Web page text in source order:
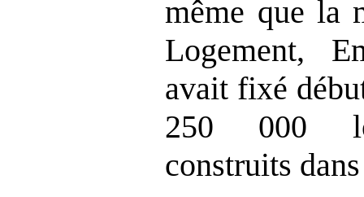
même que la
Logement,
avait fixé
250 000
construits